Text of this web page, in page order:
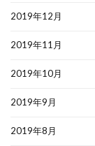
2019年12月
2019年11月
2019年10月
2019年9月
2019年8月